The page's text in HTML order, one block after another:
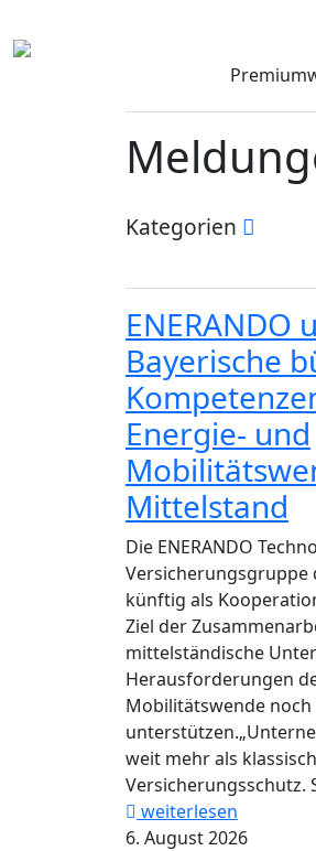
Kategorien
ENERANDO
Bayerische
Energie- und
Mittelstand
Die ENERANDO
Versicherungsgruppe
künftig als
Ziel der
mittelständische
Herausforderungen
Mobilitätswende
weit mehr als
Versicherungsschutz.
weiterlesen
6. August 2026